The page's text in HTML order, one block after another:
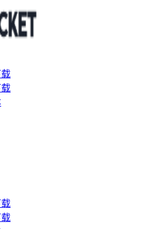
载
载
载
载